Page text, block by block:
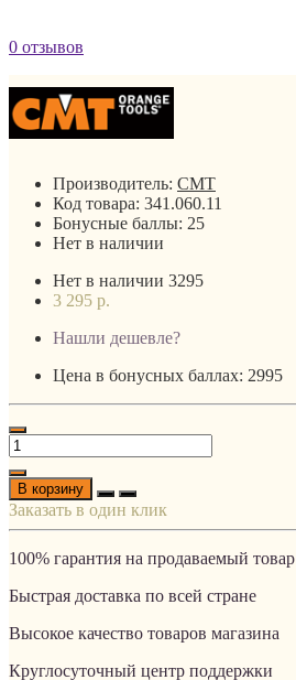
0 отзывов
Производитель: CMT
Код товара: 341.060.11
Бонусные баллы: 25
Нет в наличии
Нет в наличии 3295
3 295 р.
Нашли дешевле?
Цена в бонусных баллах: 2995
В корзину
Заказать в один клик
100% гарантия на продаваемый товар
Быстрая доставка по всей стране
Высокое качество товаров магазина
Круглосуточный центр поддержки